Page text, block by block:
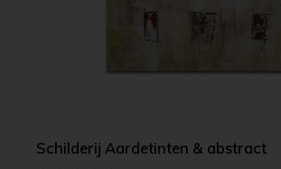
Schilderij Aardetinten & abstract